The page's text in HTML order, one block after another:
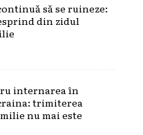
să se ruineze:
din zidul
internarea în
trimiterea
nu mai este